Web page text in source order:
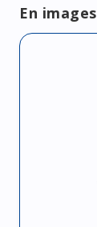
En images